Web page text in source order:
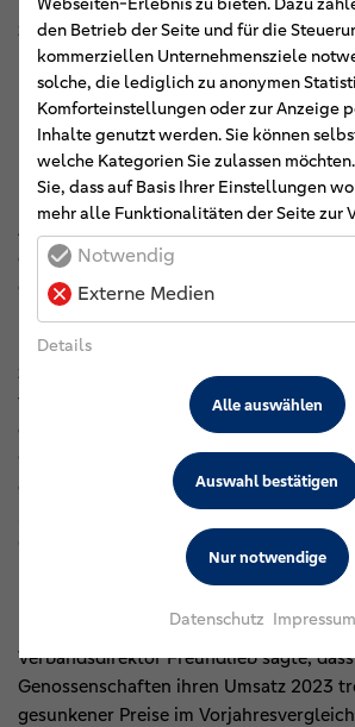
zulegen. Die Bilanzsumme erhöhte sich
Prozent auf rund 39,55 Milliarden
Kundenkreditvolumen stieg im
Prozent auf 40,1 Milliarden Euro und
Kundenanlagevolumen um 1,8 Prozent
Euro.
Auf der Ertragsseite zeigt die
des Genossenschaftsverbandes Weser-
ein ebenfalls sehr zufriedenstellendes
Betriebsergebnis vor Bewertung wird
1,01 Prozent der durchschnittlichen
zwar voraussichtlich unter dem
von 1,16 Prozent der dBS liegen. Grund
die erhöhten Zinsaufwendungen.
Genossenschaftsbanken im
erneut ein Spitzenergebnis einfahren,
„Die Zahlen zeigen, dass das
Genossenschaftsbanken sehr intakt und
Verbandsdirektor Freundlieb sagte,
Genossenschaften ihren Umsatz 2023
gesunkener Preise im
den Betrieb der Seite und für die
kommerziellen Unternehmensziele
solche, die lediglich zu anonymen
Komforteinstellungen oder zur Anzeige
Inhalte genutzt werden. Sie können
welche Kategorien Sie zulassen
Sie, dass auf Basis Ihrer Einstellungen
mehr alle Funktionalitäten der Seite zur
Notwendig
Externe Medien
Details
Nur notwendige
Auswahl bestätigen
Alle auswählen
Datenschutz Impressum